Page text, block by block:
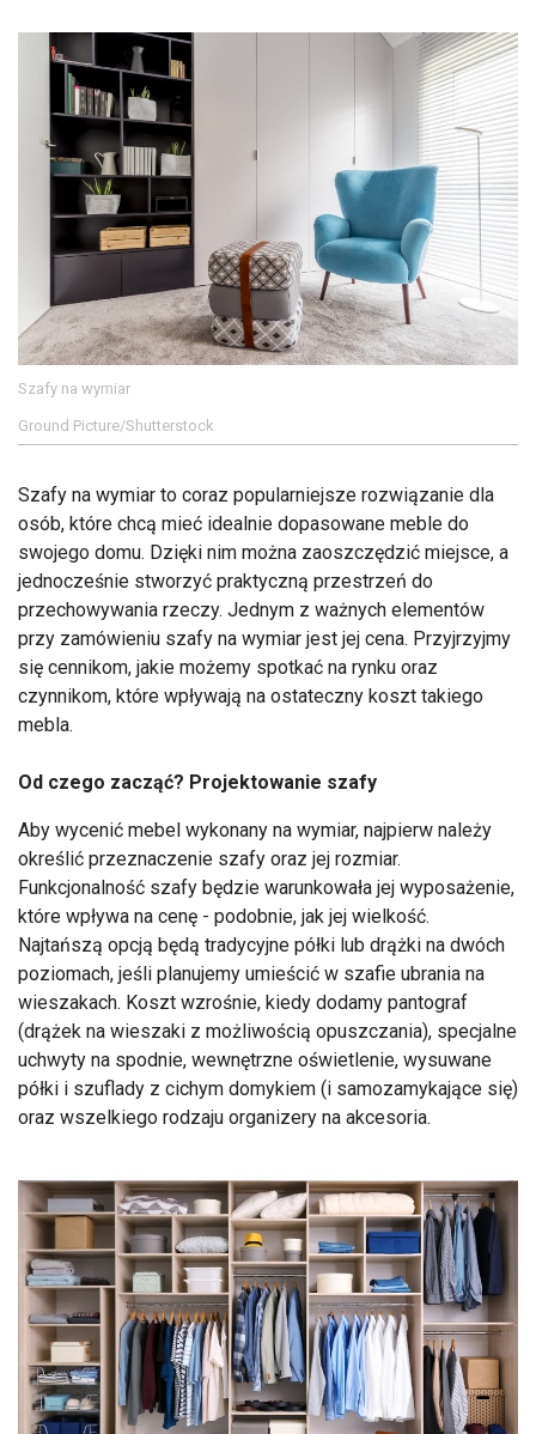
Szafy na wymiar
Ground Picture/Shutterstock
Szafy na wymiar to coraz popularniejsze rozwiązanie dla
osób, które chcą mieć idealnie dopasowane meble do
swojego domu. Dzięki nim można zaoszczędzić miejsce, a
jednocześnie stworzyć praktyczną przestrzeń do
przechowywania rzeczy. Jednym z ważnych elementów
przy zamówieniu szafy na wymiar jest jej cena. Przyjrzyjmy
się cennikom, jakie możemy spotkać na rynku oraz
czynnikom, które wpływają na ostateczny koszt takiego
mebla.
Od czego zacząć? Projektowanie szafy
Aby wycenić mebel wykonany na wymiar, najpierw należy
określić przeznaczenie szafy oraz jej rozmiar.
Funkcjonalność szafy będzie warunkowała jej wyposażenie,
które wpływa na cenę - podobnie, jak jej wielkość.
Najtańszą opcją będą tradycyjne półki lub drążki na dwóch
poziomach, jeśli planujemy umieścić w szafie ubrania na
wieszakach. Koszt wzrośnie, kiedy dodamy pantograf
(drążek na wieszaki z możliwością opuszczania), specjalne
uchwyty na spodnie, wewnętrzne oświetlenie, wysuwane
półki i szuflady z cichym domykiem (i samozamykające się)
oraz wszelkiego rodzaju organizery na akcesoria.